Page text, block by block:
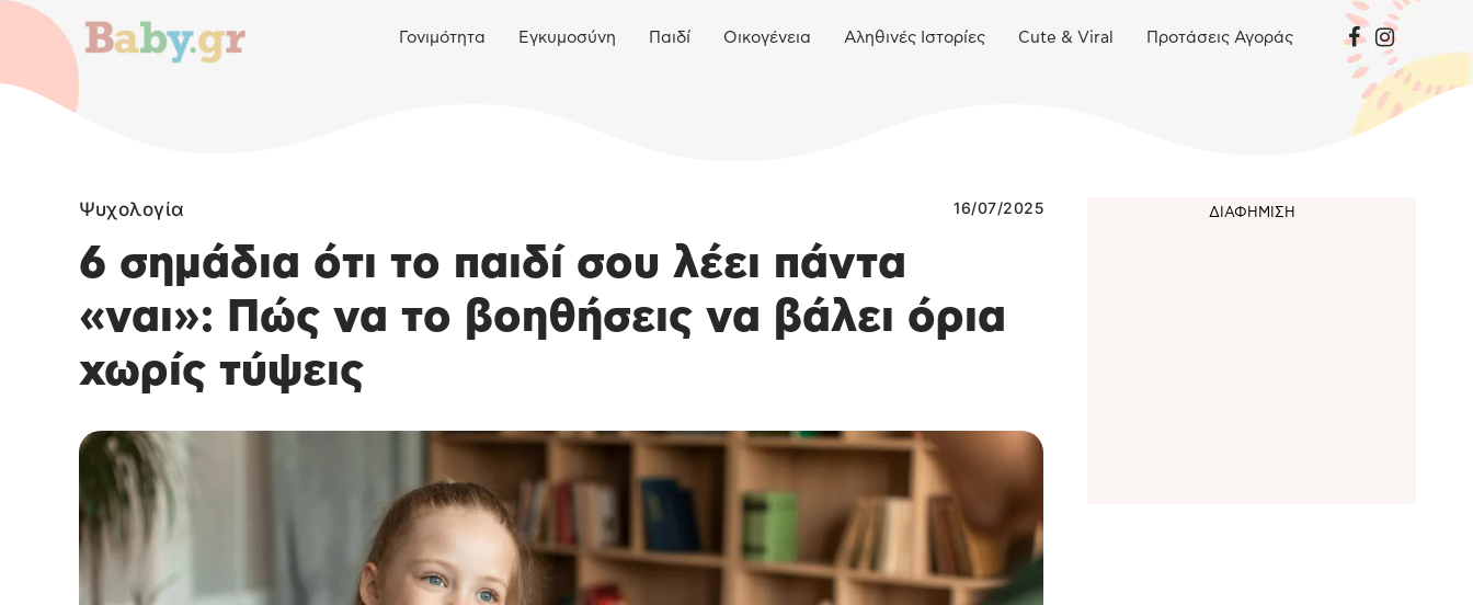
Γονιμότητα Εγκυμοσύνη Παιδί Οικογένεια Αληθινές Ιστορίες Cute & Viral Προτάσεις Αγοράς
Ψυχολογία 16/07/2025
6 σημάδια ότι το παιδί σου λέει πάντα
«ναι»: Πώς να το βοηθήσεις να βάλει όρια
χωρίς τύψεις